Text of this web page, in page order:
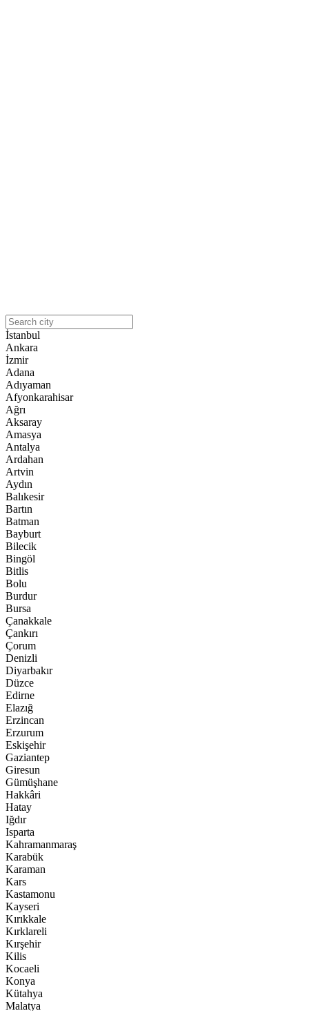
İstanbul
Ankara
İzmir
Adana
Adıyaman
Afyonkarahisar
Ağrı
Aksaray
Amasya
Antalya
Ardahan
Artvin
Aydın
Balıkesir
Bartın
Batman
Bayburt
Bilecik
Bingöl
Bitlis
Bolu
Burdur
Bursa
Çanakkale
Çankırı
Çorum
Denizli
Diyarbakır
Düzce
Edirne
Elazığ
Erzincan
Erzurum
Eskişehir
Gaziantep
Giresun
Gümüşhane
Hakkâri
Hatay
Iğdır
Isparta
Kahramanmaraş
Karabük
Karaman
Kars
Kastamonu
Kayseri
Kırıkkale
Kırklareli
Kırşehir
Kilis
Kocaeli
Konya
Kütahya
Malatya